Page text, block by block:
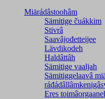
Miärádâstoohâm
Sämitige čuákkim
Stivrâ
Saavâjođetteijee
Lävdikodeh
Haldâttâh
Sämitige vaaljah
Sämitiggelaavâ
Eres